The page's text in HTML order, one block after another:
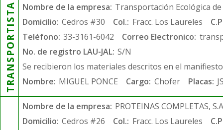
TRANSPORTISTA Nombre de la empresa: Transportación Ecológica de
Domicilio: Cedros #30 Col.: Fracc. Los Laureles
Teléfono: 33-3161-6042 Correo Electronico:
No. de registro LAU-JAL: S/N
Se recibieron los materiales descritos en el
Nombre: MIGUEL PONCE Cargo: Chofer Placas:
Nombre de la empresa: PROTEINAS COMPLETAS,
Domicilio: Cedros #26 Col.: Fracc. Los Laureles